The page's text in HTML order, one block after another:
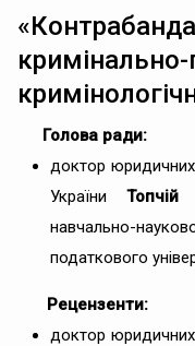
«Контрабанда
Голова ради:
доктор
України
навчально-
податкового
Рецензенти:
доктор